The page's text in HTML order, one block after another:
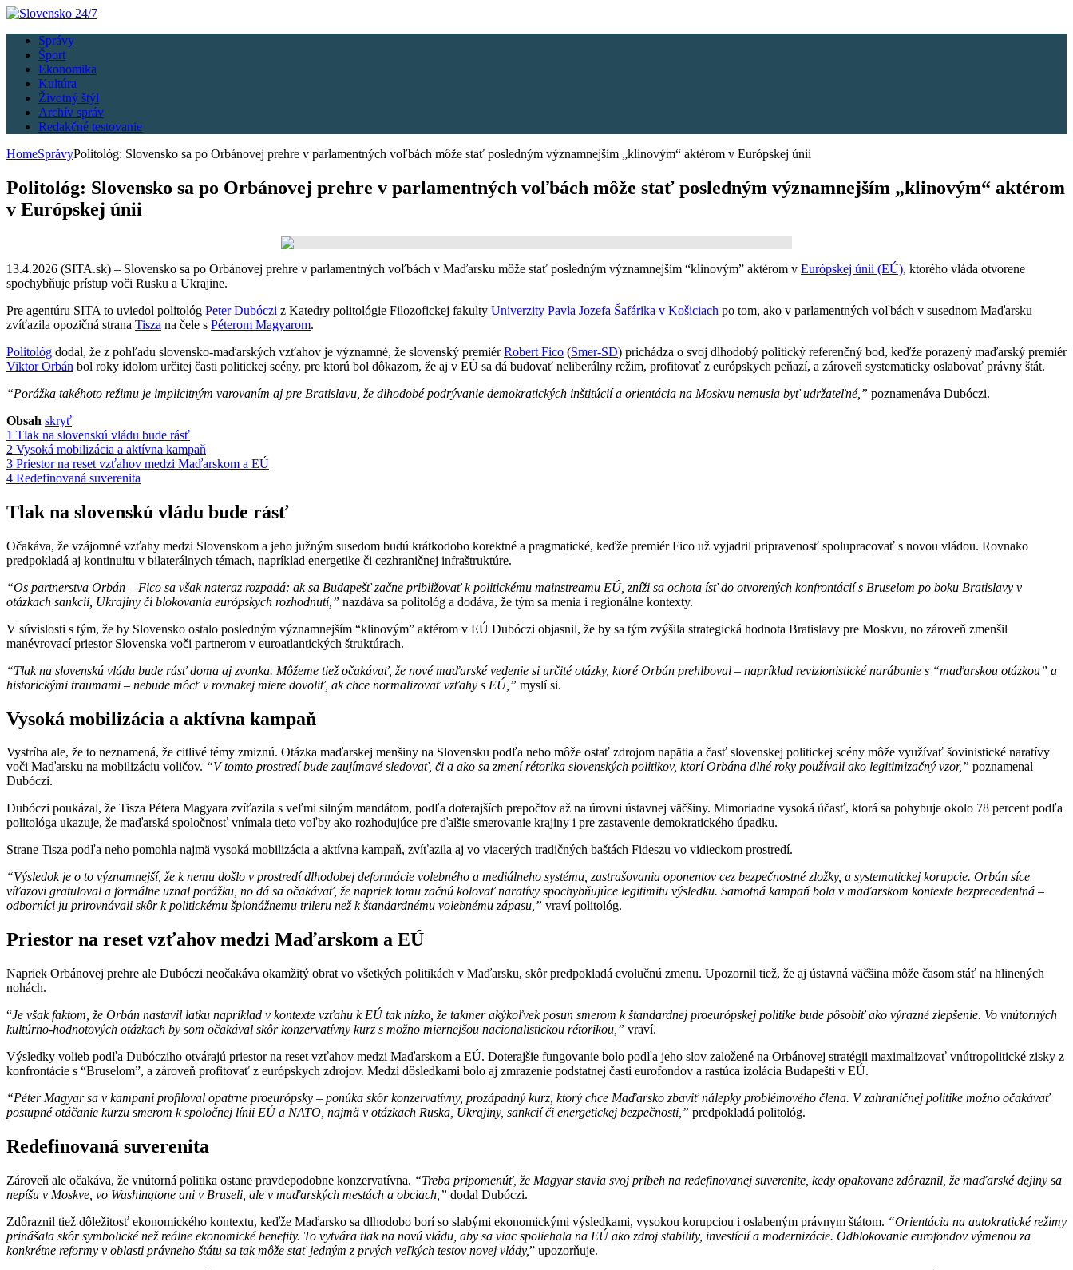
Správy
Šport
Ekonomika
Kultúra
Životný štýl
Archív správ
Redakčné testovanie
HomeSprávyPolitológ: Slovensko sa po Orbánovej prehre v parlamentných voľbách môže stať posledným významnejším „klinovým“ aktérom v Európskej únii
Politológ: Slovensko sa po Orbánovej prehre v parlamentných voľbách môže stať posledným významnejším „klinovým“ aktérom
v Európskej únii
13.4.2026 (SITA.sk) – Slovensko sa po Orbánovej prehre v parlamentných voľbách v Maďarsku môže stať posledným významnejším “klinovým” aktérom v Európskej únii (EÚ), ktorého vláda otvorene
spochybňuje prístup voči Rusku a Ukrajine.
Pre agentúru SITA to uviedol politológ Peter Dubóczi z Katedry politológie Filozofickej fakulty Univerzity Pavla Jozefa Šafárika v Košiciach po tom, ako v parlamentných voľbách v susednom Maďarsku
zvíťazila opozičná strana Tisza na čele s Péterom Magyarom.
Politológ dodal, že z pohľadu slovensko‑maďarských vzťahov je významné, že slovenský premiérRobert Fico (Smer-SD) prichádza o svoj dlhodobý politický referenčný bod, keďže porazený maďarský premiér
Viktor Orbán bol roky idolom určitej časti politickej scény, pre ktorú bol dôkazom, že aj v EÚ sa dá budovať neliberálny režim, profitovať z európskych peňazí, a zároveň systematicky oslabovať právny štát.
“Porážka takéhoto režimu je implicitným varovaním aj pre Bratislavu, že dlhodobé podrývanie demokratických inštitúcií a orientácia na Moskvu nemusia byť udržateľné,” poznamenáva Dubóczi.
Obsah skryť
1 Tlak na slovenskú vládu bude rásť
2 Vysoká mobilizácia a aktívna kampaň
3 Priestor na reset vzťahov medzi Maďarskom a EÚ
4 Redefinovaná suverenita
Tlak na slovenskú vládu bude rásť
Očakáva, že vzájomné vzťahy medzi Slovenskom a jeho južným susedom budú krátkodobo korektné a pragmatické, keďže premiér Fico už vyjadril pripravenosť spolupracovať s novou vládou. Rovnako
predpokladá aj kontinuitu v bilaterálnych témach, napríklad energetike či cezhraničnej infraštruktúre.
“Os partnerstva Orbán – Fico sa však nateraz rozpadá: ak sa Budapešť začne približovať k politickému mainstreamu EÚ, zníži sa ochota ísť do otvorených konfrontácií s Bruselom po boku Bratislavy v
otázkach sankcií, Ukrajiny či blokovania európskych rozhodnutí,” nazdáva sa politológ a dodáva, že tým sa menia i regionálne kontexty.
V súvislosti s tým, že by Slovensko ostalo posledným významnejším “klinovým” aktérom v EÚ Dubóczi objasnil, že by sa tým zvýšila strategická hodnota Bratislavy pre Moskvu, no zároveň zmenšil
manévrovací priestor Slovenska voči partnerom v euroatlantických štruktúrach.
“Tlak na slovenskú vládu bude rásť doma aj zvonka. Môžeme tiež očakávať, že nové maďarské vedenie si určité otázky, ktoré Orbán prehlboval – napríklad revizionistické narábanie s “maďarskou otázkou” a
historickými traumami – nebude môcť v rovnakej miere dovoliť, ak chce normalizovať vzťahy s EÚ,” myslí si.
Vysoká mobilizácia a aktívna kampaň
Vystríha ale, že to neznamená, že citlivé témy zmiznú. Otázka maďarskej menšiny na Slovensku podľa neho môže ostať zdrojom napätia a časť slovenskej politickej scény môže využívať šovinistické naratívy
voči Maďarsku na mobilizáciu voličov. “V tomto prostredí bude zaujímavé sledovať, či a ako sa zmení rétorika slovenských politikov, ktorí Orbána dlhé roky používali ako legitimizačný vzor,” poznamenal
Dubóczi.
Dubóczi poukázal, že Tisza Pétera Magyara zvíťazila s veľmi silným mandátom, podľa doterajších prepočtov až na úrovni ústavnej väčšiny. Mimoriadne vysoká účasť, ktorá sa pohybuje okolo 78 percent podľa
politológa ukazuje, že maďarská spoločnosť vnímala tieto voľby ako rozhodujúce pre ďalšie smerovanie krajiny i pre zastavenie demokratického úpadku.
Strane Tisza podľa neho pomohla najmä vysoká mobilizácia a aktívna kampaň, zvíťazila aj vo viacerých tradičných baštách Fideszu vo vidieckom prostredí.
“Výsledok je o to významnejší, že k nemu došlo v prostredí dlhodobej deformácie volebného a mediálneho systému, zastrašovania oponentov cez bezpečnostné zložky, a systematickej korupcie. Orbán síce
víťazovi gratuloval a formálne uznal porážku, no dá sa očakávať, že napriek tomu začnú kolovať naratívy spochybňujúce legitimitu výsledku. Samotná kampaň bola v maďarskom kontexte bezprecedentná –
odborníci ju prirovnávali skôr k politickému špionážnemu trileru než k štandardnému volebnému zápasu,” vraví politológ.
Priestor na reset vzťahov medzi Maďarskom a EÚ
Napriek Orbánovej prehre ale Dubóczi neočakáva okamžitý obrat vo všetkých politikách v Maďarsku, skôr predpokladá evolučnú zmenu. Upozornil tiež, že aj ústavná väčšina môže časom stáť na hlinených
nohách.
“Je však faktom, že Orbán nastavil latku napríklad v kontexte vzťahu k EÚ tak nízko, že takmer akýkoľvek posun smerom k štandardnej proeurópskej politike bude pôsobiť ako výrazné zlepšenie. Vo vnútorných
kultúrno‑hodnotových otázkach by som očakával skôr konzervatívny kurz s možno miernejšou nacionalistickou rétorikou,” vraví.
Výsledky volieb podľa Dubócziho otvárajú priestor na reset vzťahov medzi Maďarskom a EÚ. Doterajšie fungovanie bolo podľa jeho slov založené na Orbánovej stratégii maximalizovať vnútropolitické zisky z
konfrontácie s “Bruselom”, a zároveň profitovať z európskych zdrojov. Medzi dôsledkami bolo aj zmrazenie podstatnej časti eurofondov a rastúca izolácia Budapešti v EÚ.
“Péter Magyar sa v kampani profiloval opatrne proeurópsky – ponúka skôr konzervatívny, prozápadný kurz, ktorý chce Maďarsko zbaviť nálepky problémového člena. V zahraničnej politike možno očakávať
postupné otáčanie kurzu smerom k spoločnej línii EÚ a NATO, najmä v otázkach Ruska, Ukrajiny, sankcií či energetickej bezpečnosti,” predpokladá politológ.
Redefinovaná suverenita
Zároveň ale očakáva, že vnútorná politika ostane pravdepodobne konzervatívna. “Treba pripomenúť, že Magyar stavia svoj príbeh na redefinovanej suverenite, kedy opakovane zdôraznil, že maďarské dejiny sa
nepíšu v Moskve, vo Washingtone ani v Bruseli, ale v maďarských mestách a obciach,” dodal Dubóczi.
Zdôraznil tiež dôležitosť ekonomického kontextu, keďže Maďarsko sa dlhodobo borí so slabými ekonomickými výsledkami, vysokou korupciou i oslabeným právnym štátom. “Orientácia na autokratické režimy
prinášala skôr symbolické než reálne ekonomické benefity. To vytvára tlak na novú vládu, aby sa viac spoliehala na EÚ ako zdroj stability, investícií a modernizácie. Odblokovanie eurofondov výmenou za
konkrétne reformy v oblasti právneho štátu sa tak môže stať jedným z prvých veľkých testov novej vlády,” upozorňuje.